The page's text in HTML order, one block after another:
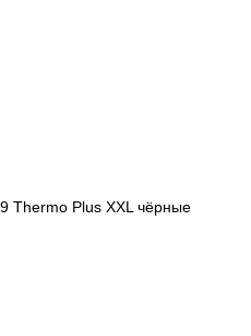
Thermo Plus XXL чёрные